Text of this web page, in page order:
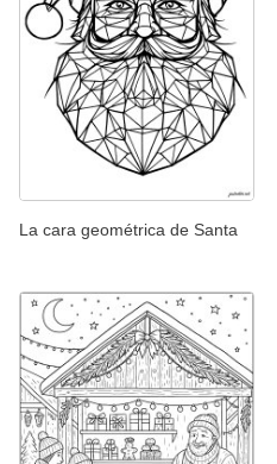
La cara geométrica de Santa